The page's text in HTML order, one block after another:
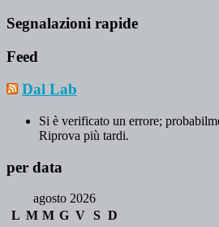
Segnalazioni rapide
Feed
Dal Lab
Si è verificato un errore;
Riprova più tardi.
per data
agosto 2026
L M M G V S D